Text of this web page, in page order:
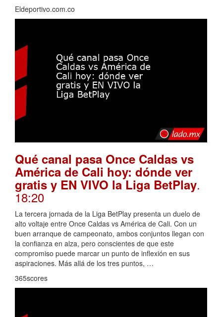
Eldeportivo.com.co
Qué canal pasa Once Caldas vs
América de Cali hoy: dónde ver
gratis y EN VIVO la Liga BetPlay.
18:20
La tercera jornada de la Liga BetPlay presenta un duelo de
alto voltaje entre Once Caldas vs América de Cali. Con un
buen arranque de campeonato, ambos conjuntos llegan con
la confianza en alza, pero conscientes de que este
compromiso puede marcar un punto de inflexión en sus
aspiraciones. Más allá de los tres puntos, …
365scores